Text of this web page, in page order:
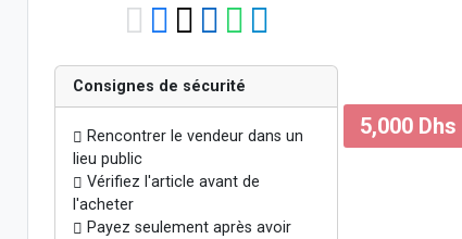
5,000 Dhs
Consignes de sécurité
Rencontrer le vendeur dans un
lieu public
Vérifiez l'article avant de
l'acheter
Payez seulement après avoir